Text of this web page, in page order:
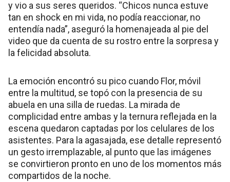
y vio a sus seres queridos. “Chicos nunca estuve
tan en shock en mi vida, no podía reaccionar, no
entendía nada”, aseguró la homenajeada al pie del
video que da cuenta de su rostro entre la sorpresa y
la felicidad absoluta.
La emoción encontró su pico cuando Flor, móvil
entre la multitud, se topó con la presencia de su
abuela en una silla de ruedas. La mirada de
complicidad entre ambas y la ternura reflejada en la
escena quedaron captadas por los celulares de los
asistentes. Para la agasajada, ese detalle representó
un gesto irremplazable, al punto que las imágenes
se convirtieron pronto en uno de los momentos más
compartidos de la noche.